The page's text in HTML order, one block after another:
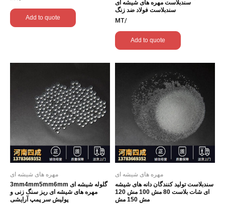
سندبلاست مهره های شیشه ای
سندبلاست فولاد ضد زنگ
/MT
Add to quote
Add to quote
مهره های شیشه ای
سندبلاست تولید کنندگان دانه های شیشه
ای شات بلاست 80 مش 100 مش 120
مش 150 مش
مهره های شیشه ای
گلوله شیشه ای 3mm4mm5mm6mm
مهره های شیشه ای ریز سنگ زنی و
پولیش سر پمپ آرایشی